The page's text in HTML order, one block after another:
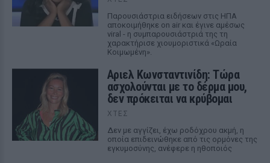
Παρουσιάστρια ειδήσεων στις ΗΠΑ
αποκοιμήθηκε on air και έγινε αμέσως
viral - η συμπαρουσιάστριά της τη
χαρακτήρισε χιουμοριστικά «Ωραία
Κοιμωμένη».
Αριελ Κωνσταντινίδη: Τώρα
ασχολούνται με το δέρμα μου,
δεν πρόκειται να κρύβομαι
ΧΤΕΣ
Δεν με αγγίζει, έχω ροδόχρου ακμή, η
οποία επιδεινώθηκε από τις ορμόνες της
εγκυμοσύνης, ανέφερε η ηθοποιός